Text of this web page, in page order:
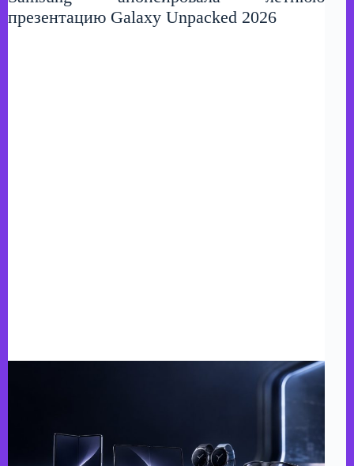
презентацию Galaxy Unpacked 2026